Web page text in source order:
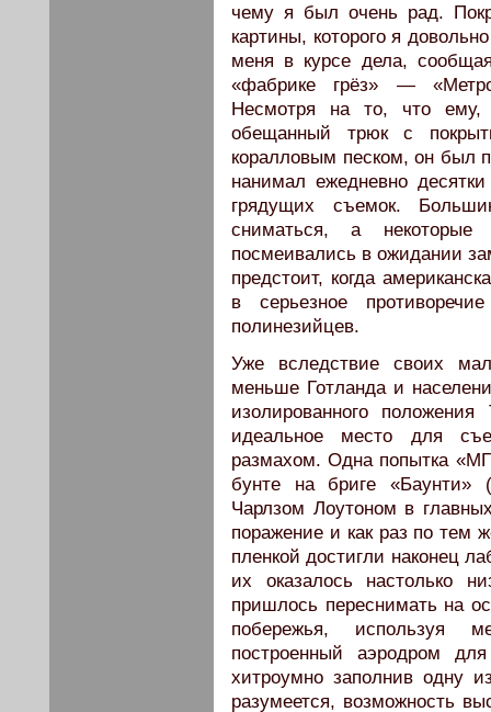
чему я был очень рад.
картины, которого я
меня в курсе дела,
«фабрике грёз» —
Несмотря на то, что
обещанный трюк с
коралловым песком, он был
нанимал ежедневно
грядущих съемок.
сниматься, а некоторые
посмеивались в ожидании
предстоит, когда
в серьезное
полинезийцев.
Уже вследствие своих
меньше Готланда и
изолированного
идеальное место для
размахом. Одна попытка
бунте на бриге
Чарлзом Лоутоном в
поражение и как раз по тем
пленкой достигли наконец
их оказалось настолько
пришлось переснимать на
побережья, используя
построенный аэродром
хитроумно заполнив одну
разумеется, возможность